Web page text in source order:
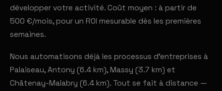
développer votre activité. Coût moyen : à partir de
500 €/mois, pour un ROI mesurable dès les premières
semaines.
Nous automatisons déjà les processus d'entreprises à
Palaiseau, Antony (6.4 km), Massy (3.7 km) et
Châtenay-Malabry (6.4 km). Tout se fait à distance —